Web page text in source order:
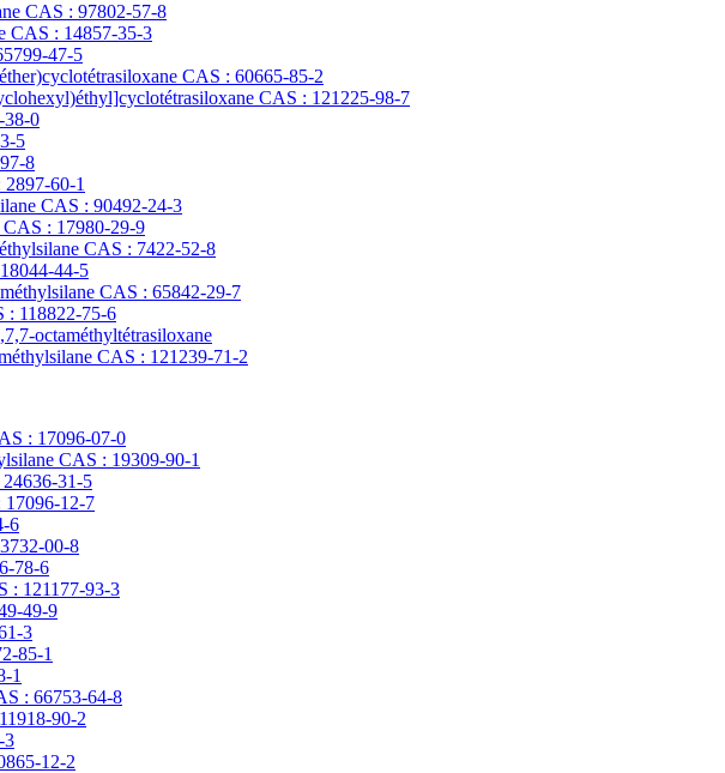
CAS : 97802-57-8
CAS : 14857-35-3
47-5
CAS : 60665-85-2
CAS : 121225-98-7
38-0
5
8
60-1
CAS : 90492-24-3
: 17980-29-9
CAS : 7422-52-8
44-5
CAS : 65842-29-7
: 118822-75-6
octaméthyltétrasiloxane
CAS : 121239-71-2
: 17096-07-0
CAS : 19309-90-1
31-5
12-7
6
00-8
78-6
: 121177-93-3
49-9
3
85-1
1
: 66753-64-8
90-2
3
12-2